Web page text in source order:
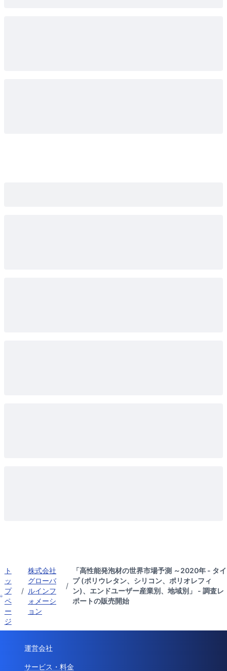
ト
ッ
プ
ペ
ー
ジ
/
株式会社
グローバ
ルインフ
ォメーシ
ョン
/
「高性能発泡材の世界市場予測 ～2020年 - タイ
プ (ポリウレタン、シリコン、ポリオレフィ
ン)、エンドユーザー産業別、地域別」 - 調査レ
ポートの販売開始
運営会社
サービス・料金